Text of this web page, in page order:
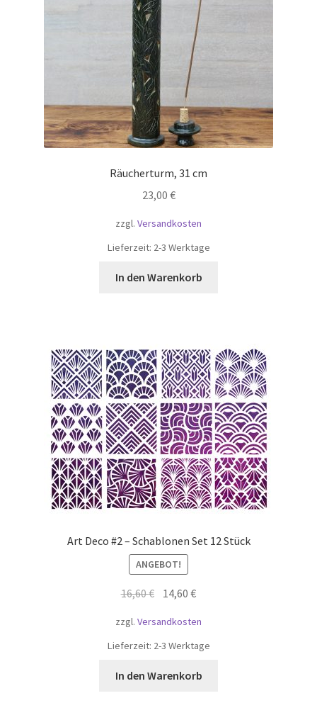
Räucherturm, 31 cm
23,00 €
zzgl. Versandkosten
Lieferzeit: 2-3 Werktage
In den Warenkorb
Art Deco #2 – Schablonen Set 12 Stück
ANGEBOT!
16,60€ Ursprünglicher
war:
16,60 €
14,60€Aktueller
ist:
14,60 €.
zzgl. Versandkosten
Lieferzeit: 2-3 Werktage
In den Warenkorb